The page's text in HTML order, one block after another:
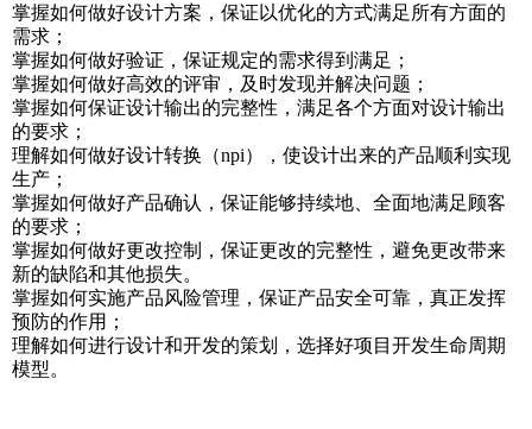
掌握如何做好设计方案，保证以优化的方式满足所有方面的
需求；
掌握如何做好验证，保证规定的需求得到满足；
掌握如何做好高效的评审，及时发现并解决问题；
掌握如何保证设计输出的完整性，满足各个方面对设计输出
的要求；
理解如何做好设计转换（npi），使设计出来的产品顺利实现
生产；
掌握如何做好产品确认，保证能够持续地、全面地满足顾客
的要求；
掌握如何做好更改控制，保证更改的完整性，避免更改带来
新的缺陷和其他损失。
掌握如何实施产品风险管理，保证产品安全可靠，真正发挥
预防的作用；
理解如何进行设计和开发的策划，选择好项目开发生命周期
模型。